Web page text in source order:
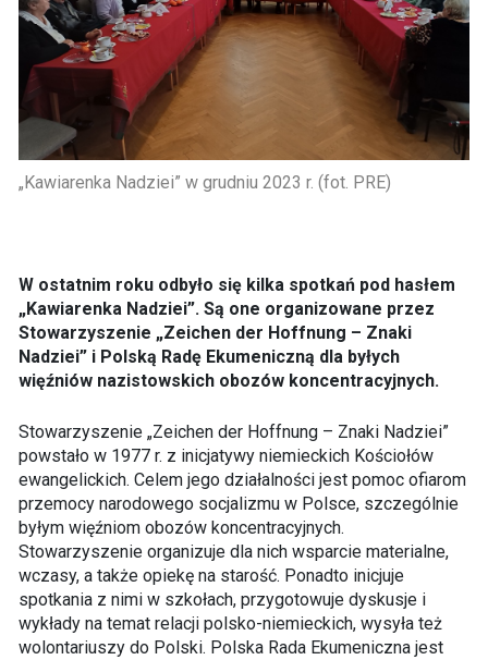
„Kawiarenka Nadziei” w grudniu 2023 r. (fot. PRE)
W ostatnim roku odbyło się kilka spotkań pod hasłem
„Kawiarenka Nadziei”. Są one organizowane przez
Stowarzyszenie „Zeichen der Hoffnung – Znaki
Nadziei” i Polską Radę Ekumeniczną dla byłych
więźniów nazistowskich obozów koncentracyjnych.
Stowarzyszenie „Zeichen der Hoffnung – Znaki Nadziei”
powstało w 1977 r. z inicjatywy niemieckich Kościołów
ewangelickich. Celem jego działalności jest pomoc ofiarom
przemocy narodowego socjalizmu w Polsce, szczególnie
byłym więźniom obozów koncentracyjnych.
Stowarzyszenie organizuje dla nich wsparcie materialne,
wczasy, a także opiekę na starość. Ponadto inicjuje
spotkania z nimi w szkołach, przygotowuje dyskusje i
wykłady na temat relacji polsko-niemieckich, wysyła też
wolontariuszy do Polski. Polska Rada Ekumeniczna jest